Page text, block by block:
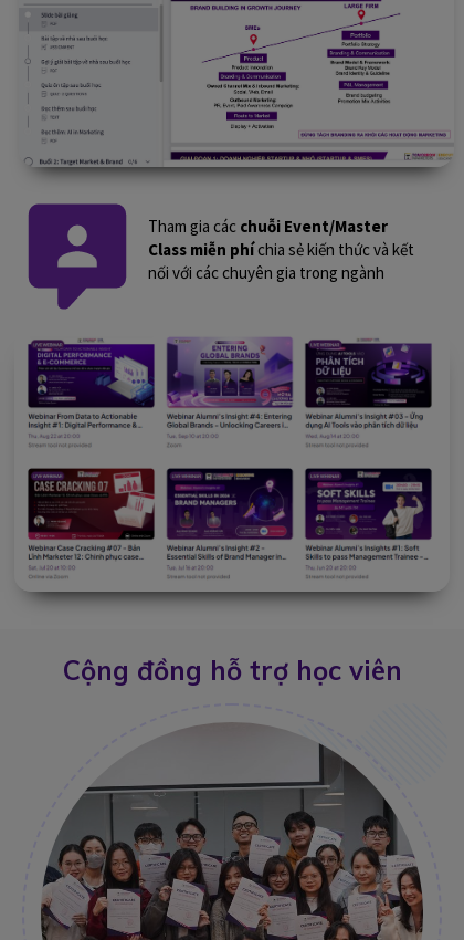
Tham gia các chuỗi Event/Master
Class miễn phíchia sẻ kiến thức và kết
nối với các chuyên gia trong ngành
Cộng đồng hỗ trợ học viên